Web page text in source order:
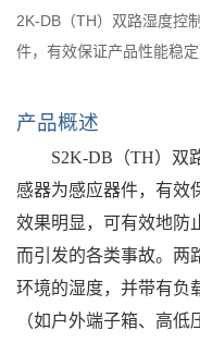
2K-DB（TH）双路湿度控
件，有效保证产品性能稳
产品概述
S2K-DB （TH）双
感器为感应器件，有效
效果明显，可有效地防
而引发的各类事故。两
环境的湿度，并带有负
（如户外端子箱、高